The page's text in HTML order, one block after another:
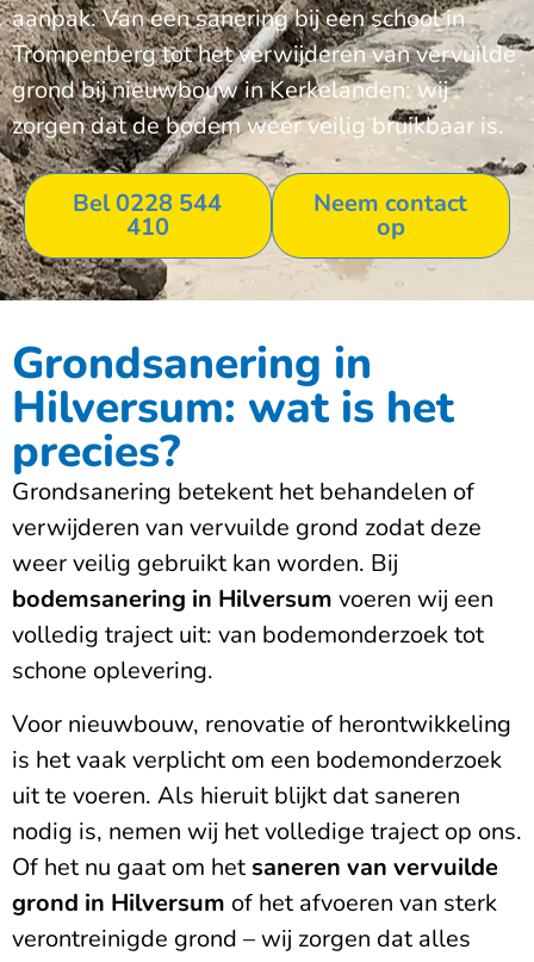
aanpak. Van een sanering bij een school in
Trompenberg tot het verwijderen van vervuilde
grond bij nieuwbouw in Kerkelanden: wij
zorgen dat de bodem weer veilig bruikbaar is.
Bel 0228 544
410
Neem contact
op
Grondsanering in
Hilversum: wat is het
precies?
Grondsanering betekent het behandelen of
verwijderen van vervuilde grond zodat deze
weer veilig gebruikt kan worden. Bij
bodemsanering in Hilversum voeren wij een
volledig traject uit: van bodemonderzoek tot
schone oplevering.
Voor nieuwbouw, renovatie of herontwikkeling
is het vaak verplicht om een bodemonderzoek
uit te voeren. Als hieruit blijkt dat saneren
nodig is, nemen wij het volledige traject op ons.
Of het nu gaat om hetsaneren van vervuilde
grond in Hilversum of het afvoeren van sterk
verontreinigde grond – wij zorgen dat alles